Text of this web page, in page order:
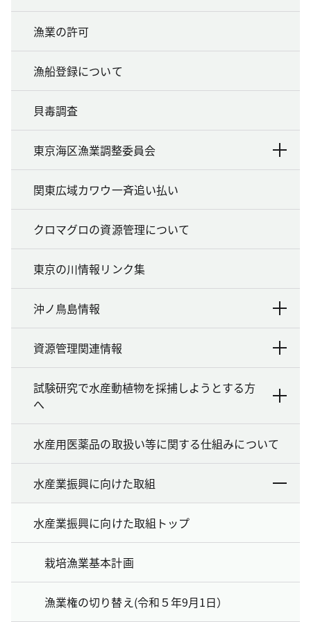
漁業の許可
漁船登録について
貝毒調査
東京海区漁業調整委員会
関東広域カワウ一斉追い払い
クロマグロの資源管理について
東京の川情報リンク集
沖ノ鳥島情報
資源管理関連情報
試験研究で水産動植物を採捕しようとする方
へ
水産用医薬品の取扱い等に関する仕組みについて
水産業振興に向けた取組
水産業振興に向けた取組トップ
栽培漁業基本計画
漁業権の切り替え(令和５年9月1日）